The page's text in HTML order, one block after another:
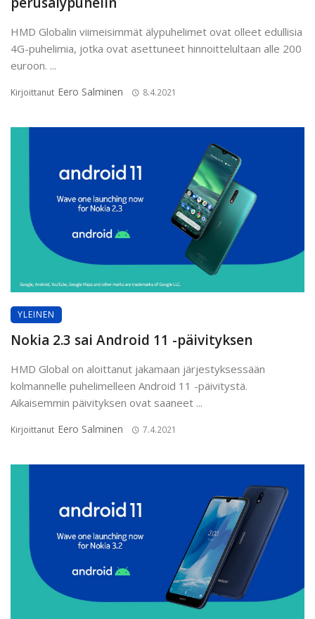
HMD Globalin viimeisimmät älypuhelimet ovat olleet edullisia
4G-puhelimia, jotka ovat asettuneet hinnoittelultaan alle 200
euroon. ...
Kirjoittanut Eero Salminen 8.4.2021
YLEINEN
Nokia 2.3 sai Android 11 -päivityksen
HMD Global on aloittanut jakamaan järjestyksessään
kolmannelle puhelimelleen Android 11 -päivitystä.
Aikaisemmin päivityksen ovat saaneet ...
Kirjoittanut Eero Salminen 7.4.2021